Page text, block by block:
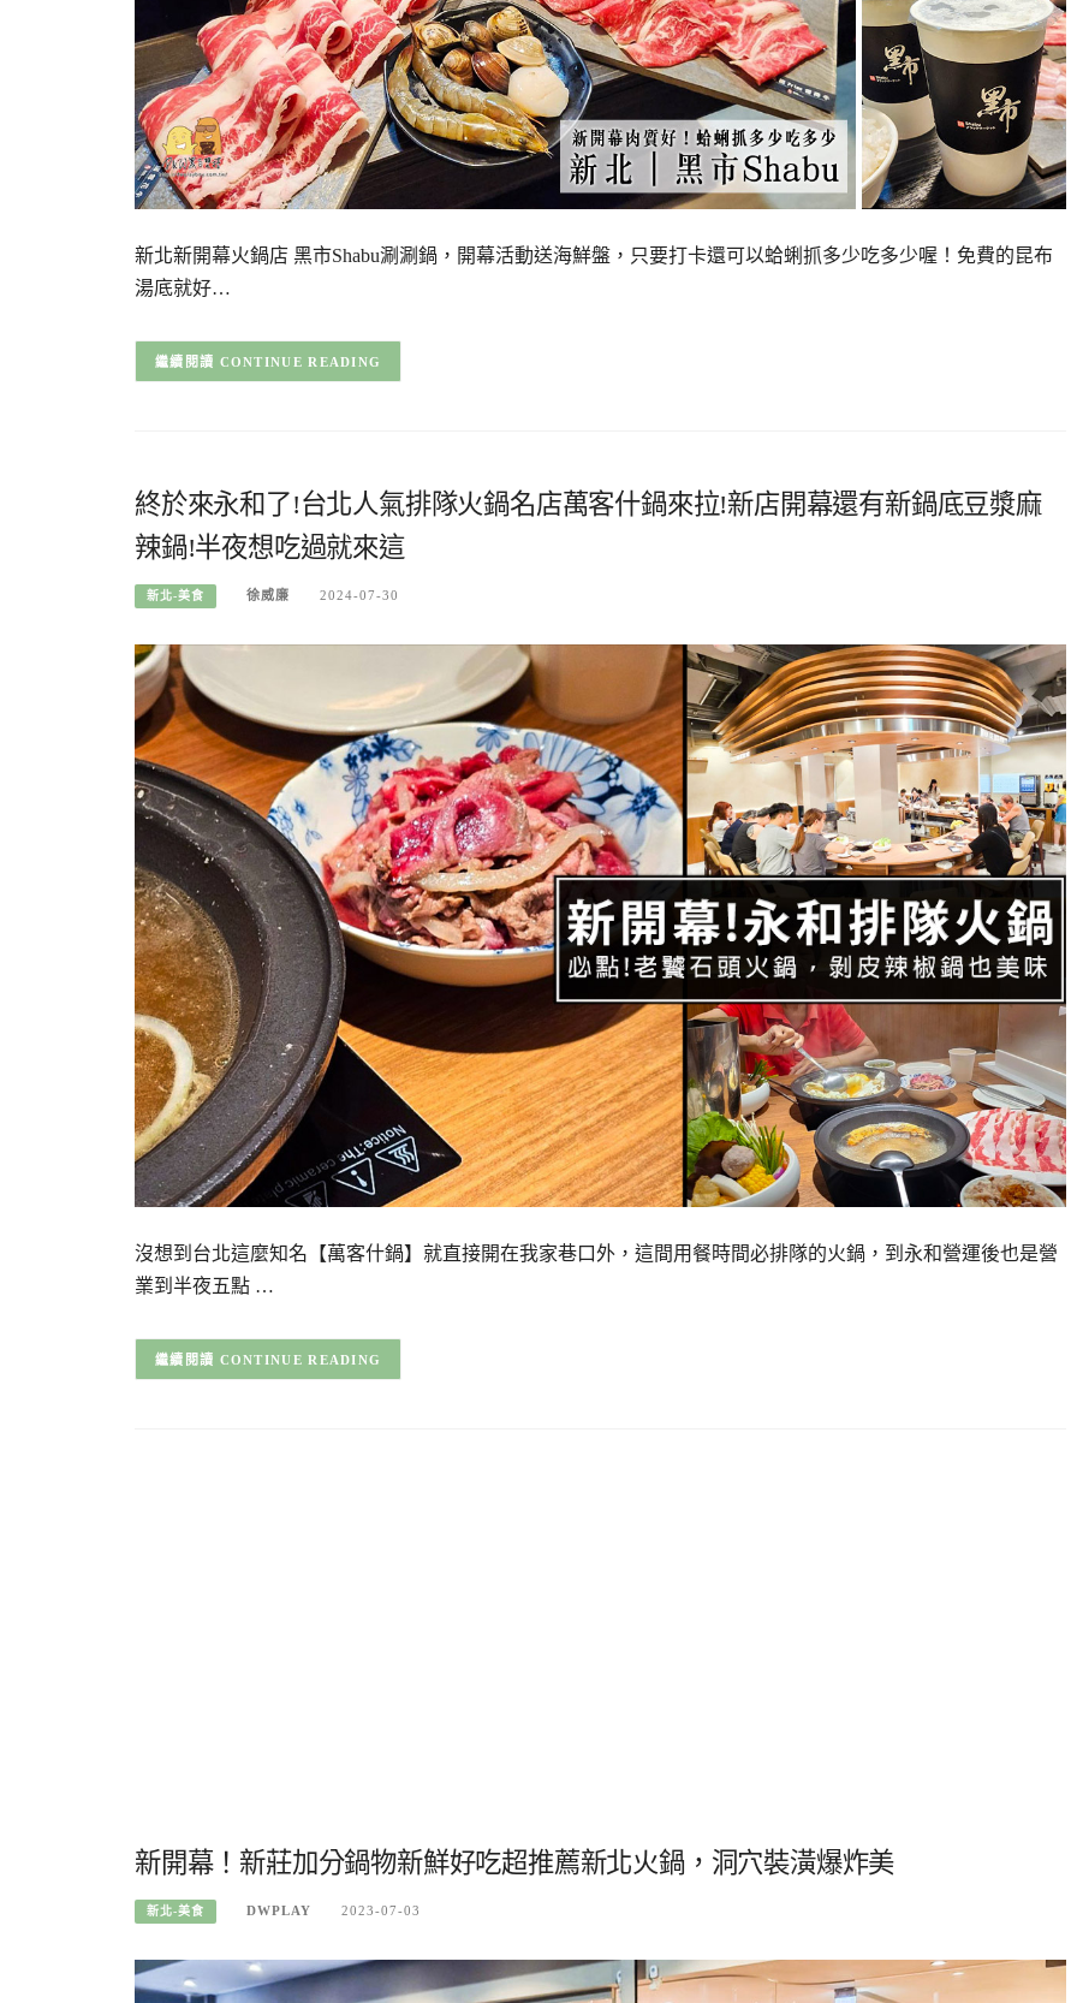
新北新開幕火鍋店 黑市Shabu涮涮鍋，開幕活動送海鮮盤，只要打卡還可以蛤蜊抓多少吃多少喔！免費的昆布
湯底就好…
CONTINUE READING
終於來永和了!台北人氣排隊火鍋名店萬客什鍋來拉!新店開幕還有新鍋底豆漿麻
辣鍋!半夜想吃過就來這
新北-美食 徐威廉 2024-07-30
沒想到台北這麼知名【萬客什鍋】就直接開在我家巷口外，這間用餐時間必排隊的火鍋，到永和營運後也是營
業到半夜五點 …
CONTINUE READING
新開幕！新莊加分鍋物新鮮好吃超推薦新北火鍋，洞穴裝潢爆炸美
新北-美食 DWPLAY 2023-07-03